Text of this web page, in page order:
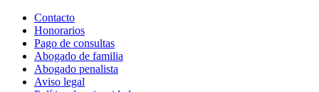
Contacto
Honorarios
Pago de consultas
Abogado de familia
Abogado penalista
Aviso legal